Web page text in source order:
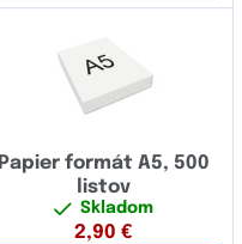
Papier formát A5, 500
listov
Skladom
2,90 €